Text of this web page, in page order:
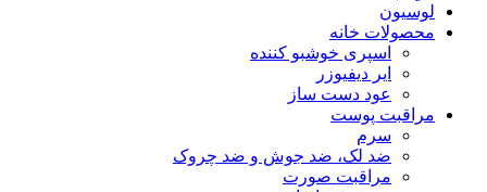
لوسیون
محصولات خانه
اسپری خوشبو کننده
ایر دیفیوزر
عود دست ساز
مراقبت پوست
سرم
ضد لک، ضد جوش و ضد چروک
مراقبت صورت